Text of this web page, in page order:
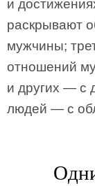
и
раскрывают
мужчины;
отношений
и других — с
людей — с